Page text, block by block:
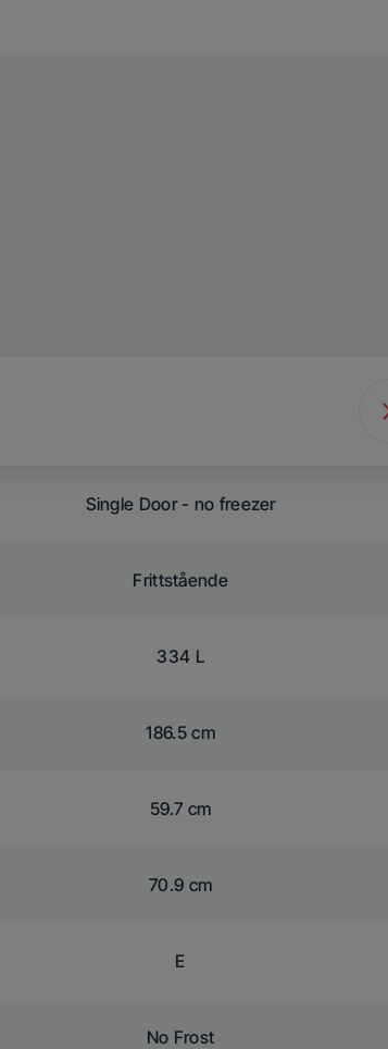
Single Door - no freezer
Frittstående
334 L
186.5 cm
59.7 cm
70.9 cm
E
No Frost